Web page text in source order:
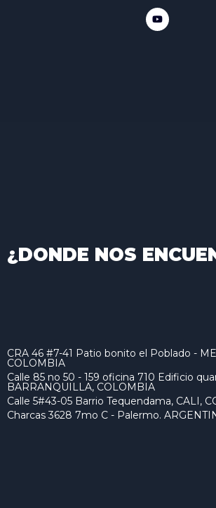
¿DONDE NOS
CRA 46 #7-41 Patio bonito el Poblado -
COLOMBIA
Calle 85 no 50 - 159 oficina 710 Edificio
BARRANQUILLA, COLOMBIA
Calle 5#43-05 Barrio Tequendama, CALI,
Charcas 3628 7mo C - Palermo.